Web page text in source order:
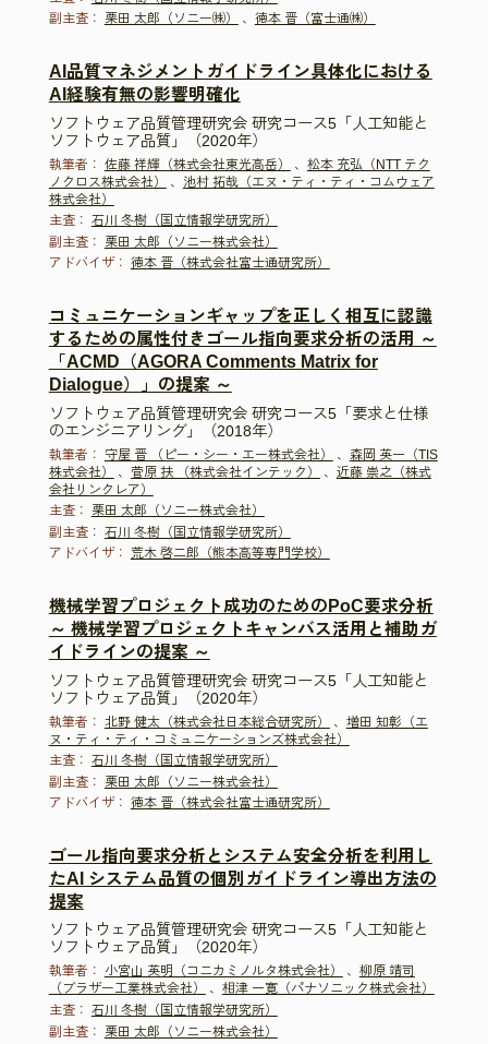
副主査：
栗田 太郎（ソニー㈱） 、 徳本 晋（富士通㈱）
AI品質マネジメントガイドライン具体化における
AI経験有無の影響明確化
ソフトウェア品質管理研究会 研究コース5「人工知能と
ソフトウェア品質」（2020年）
執筆者： 佐藤 祥輝（株式会社東光高岳） 、 松本 充弘（NTT テク
ノクロス株式会社）
、 池村 拓哉（エヌ・ティ・ティ・コムウェア
株式会社）
主査： 石川 冬樹（国立情報学研究所）
副主査：
栗田 太郎（ソニー株式会社）
アドバイザ： 徳本 晋（株式会社富士通研究所）
コミュニケーションギャップを正しく相互に認識
するための属性付きゴール指向要求分析の活用 ～
「ACMD（AGORA Comments Matrix for
Dialogue）」の提案 ～
ソフトウェア品質管理研究会 研究コース5「要求と仕様
のエンジニアリング」（2018年）
執筆者： 守屋 晋 （ピー・シー・エー株式会社） 、 森岡 英一（TIS
株式会社）
、 菅原 扶 （株式会社インテック） 、 近藤 崇之（株式
会社リンクレア）
主査：
栗田 太郎（ソニー株式会社）
副主査： 石川 冬樹（国立情報学研究所）
アドバイザ： 荒木 啓二郎（熊本高等専門学校）
機械学習プロジェクト成功のためのPoC要求分析
～ 機械学習プロジェクトキャンバス活用と補助ガ
イドラインの提案 ～
ソフトウェア品質管理研究会 研究コース5「人工知能と
ソフトウェア品質」（2020年）
執筆者： 北野 健太（株式会社日本総合研究所） 、 増田 知彰（エ
ヌ・ティ・ティ・コミュニケーションズ株式会社）
主査： 石川 冬樹（国立情報学研究所）
副主査：
栗田 太郎（ソニー株式会社）
アドバイザ： 徳本 晋（株式会社富士通研究所）
ゴール指向要求分析とシステム安全分析を利用し
たAI システム品質の個別ガイドライン導出方法の
提案
ソフトウェア品質管理研究会 研究コース5「人工知能と
ソフトウェア品質」（2020年）
執筆者： 小宮山 英明（コニカミノルタ株式会社） 、 柳原 靖司
（ブラザー工業株式会社）
、 相津 一寛（パナソニック株式会社）
主査： 石川 冬樹（国立情報学研究所）
副主査：
栗田 太郎（ソニー株式会社）